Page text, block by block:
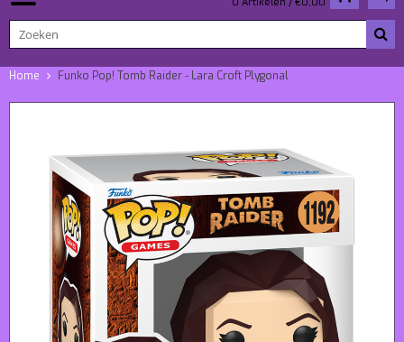
Home Funko Pop! Tomb Raider - Lara Croft Plygonal